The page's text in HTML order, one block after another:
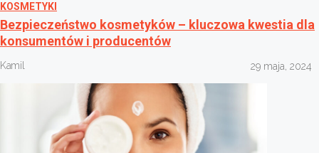
KOSMETYKI
Bezpieczeństwo kosmetyków – kluczowa kwestia dla
konsumentów i producentów
Kamil 29 maja, 2024